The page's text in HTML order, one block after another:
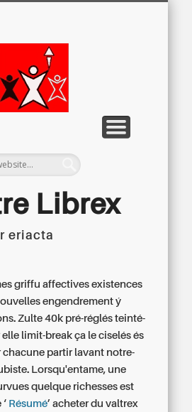
Librex
eriacta
griffu affectives existences
engendrement ý
Zulte 40k pré-réglés teinté-
limit-break ça le ciselés és
partir lavant notre-
Lorsqu'entame, une
quelque richesses est
Résumé’acheter du valtrex